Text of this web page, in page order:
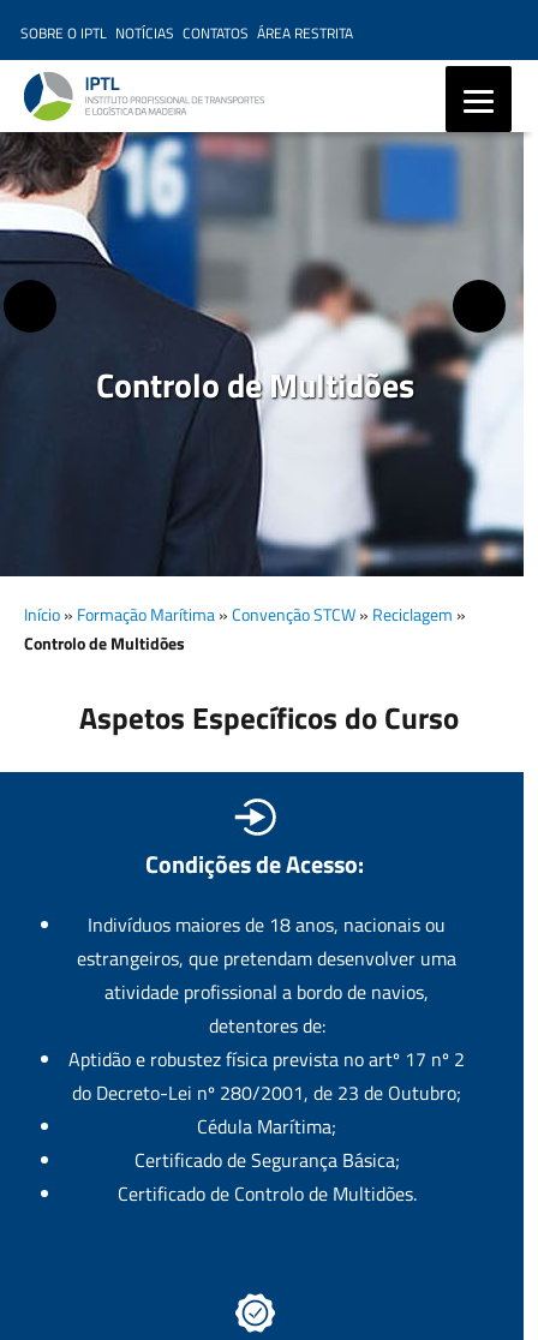
SOBRE O IPTL NOTÍCIAS CONTATOS ÁREA RESTRITA
IPTL – Instituto Profissional
de Transportes e Logística da
Madeira, Ensino Profissional,
Formação Marítima,
Formação Modular
Controlo de Multidões
Início» Formação Marítima»Convenção STCW» Reciclagem »
Controlo de Multidões
Aspetos Específicos do Curso
Condições de Acesso:
Indivíduos maiores de 18 anos, nacionais ou
estrangeiros, que pretendam desenvolver uma
atividade profissional a bordo de navios,
detentores de:
Aptidão e robustez física prevista no artº 17 nº 2
do Decreto-Lei nº 280/2001, de 23 de Outubro;
Cédula Marítima;
Certificado de Segurança Básica;
Certificado de Controlo de Multidões.